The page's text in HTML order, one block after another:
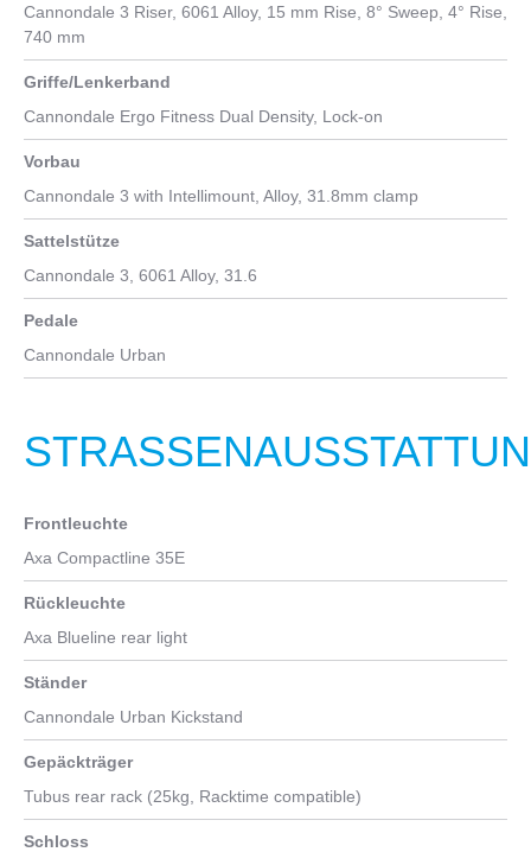
Nabe hinten
Shimano Nexus i5e, 5-speed internal gear hub
Kurbelgarnitur
FSA for Bosch
Kassette
Gates CDX, 34 Z
Cannondale 3 Riser, 6061 Alloy, 15 mm Rise, 8° Sweep, 4° Rise,
740 mm
Griffe/Lenkerband
Cannondale Ergo Fitness Dual Density, Lock-on
Vorbau
Cannondale 3 with Intellimount, Alloy, 31.8mm clamp
Sattelstütze
Cannondale 3, 6061 Alloy, 31.6
Pedale
Cannondale Urban
STRASSENAUSSTATTUNG
Frontleuchte
Axa Compactline 35E
Rückleuchte
Axa Blueline rear light
Ständer
Cannondale Urban Kickstand
Gepäckträger
Tubus rear rack (25kg, Racktime compatible)
Schloss